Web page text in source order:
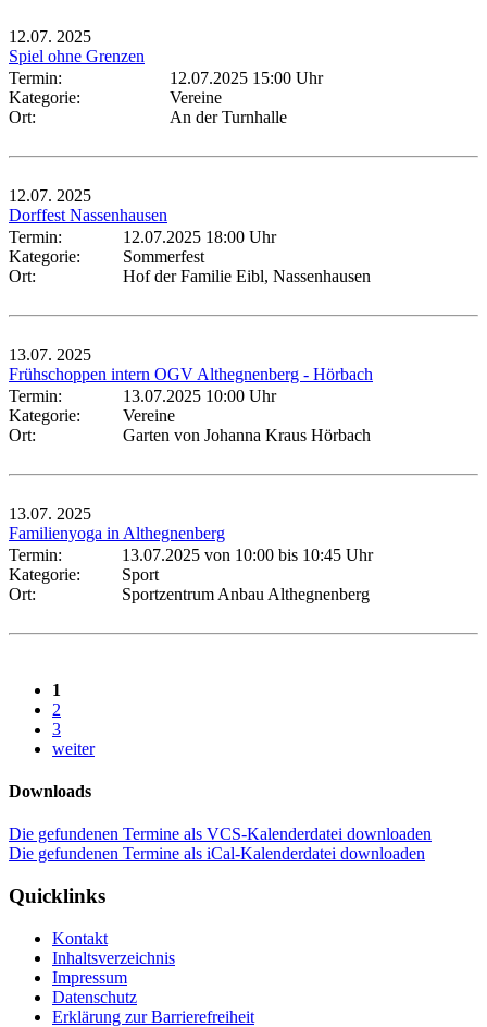
12.07. 2025
Spiel ohne Grenzen
Termin:
12.07.2025 15:00 Uhr
Kategorie:
Vereine
Ort:
An der Turnhalle
12.07. 2025
Dorffest Nassenhausen
Termin:
12.07.2025 18:00 Uhr
Kategorie:
Sommerfest
Ort:
Hof der Familie Eibl, Nassenhausen
13.07. 2025
Frühschoppen intern OGV Althegnenberg - Hörbach
Termin:
13.07.2025 10:00 Uhr
Kategorie:
Vereine
Ort:
Garten von Johanna Kraus Hörbach
13.07. 2025
Familienyoga in Althegnenberg
Termin:
13.07.2025 von 10:00 bis 10:45 Uhr
Kategorie:
Sport
Ort:
Sportzentrum Anbau Althegnenberg
1
2
3
weiter
Downloads
Die gefundenen Termine als VCS-Kalenderdatei downloaden
Die gefundenen Termine als iCal-Kalenderdatei downloaden
Quicklinks
Kontakt
Inhaltsverzeichnis
Impressum
Datenschutz
Erklärung zur Barrierefreiheit